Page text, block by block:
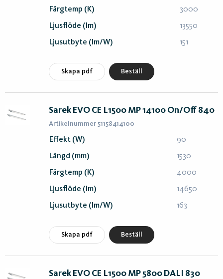
Färgtemp (K) 3000
Ljusflöde (lm) 13550
Ljusutbyte (lm/W) 151
Skapa pdf Beställ
Sarek EVO CE L1500 MP 14100 On/Off 840
Artikelnummer 51158414100
Effekt (W) 90
Längd (mm) 1530
Färgtemp (K) 4000
Ljusflöde (lm) 14650
Ljusutbyte (lm/W) 163
Skapa pdf Beställ
Sarek EVO CE L1500 MP 5800 DALI 830